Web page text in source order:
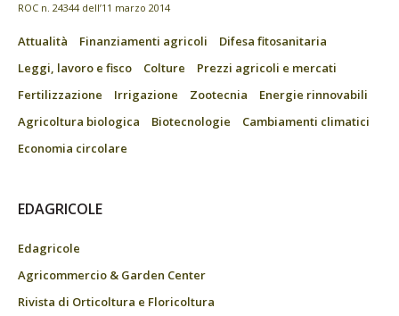
ROC n. 24344 dell’11 marzo 2014
Attualità Finanziamenti agricoli
Difesa fitosanitaria
Leggi, lavoro e fisco
Colture
Prezzi agricoli e mercati
Fertilizzazione
Irrigazione Zootecnia
Energie rinnovabili
Agricoltura biologica
Biotecnologie
Cambiamenti climatici
Economia circolare
EDAGRICOLE
Edagricole
Agricommercio & Garden Center
Rivista di Orticoltura e Floricoltura